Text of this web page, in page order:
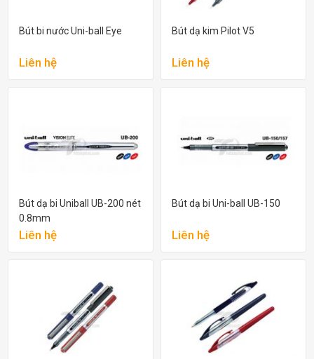
Bút bi nước Uni-ball Eye
Liên hệ
Bút dạ kim Pilot V5
Liên hệ
Bút dạ bi Uniball UB-200 nét
0.8mm
Liên hệ
Bút dạ bi Uni-ball UB-150
Liên hệ